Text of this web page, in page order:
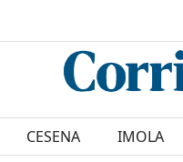
CESENA IMOLA